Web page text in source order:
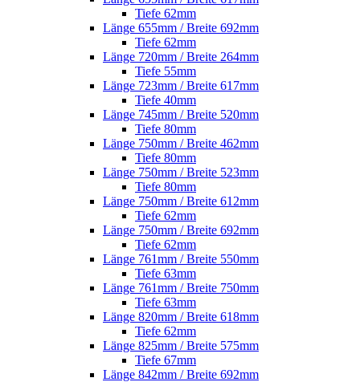
Tiefe 62mm
Länge 655mm / Breite 692mm
Tiefe 62mm
Länge 720mm / Breite 264mm
Tiefe 55mm
Länge 723mm / Breite 617mm
Tiefe 40mm
Länge 745mm / Breite 520mm
Tiefe 80mm
Länge 750mm / Breite 462mm
Tiefe 80mm
Länge 750mm / Breite 523mm
Tiefe 80mm
Länge 750mm / Breite 612mm
Tiefe 62mm
Länge 750mm / Breite 692mm
Tiefe 62mm
Länge 761mm / Breite 550mm
Tiefe 63mm
Länge 761mm / Breite 750mm
Tiefe 63mm
Länge 820mm / Breite 618mm
Tiefe 62mm
Länge 825mm / Breite 575mm
Tiefe 67mm
Länge 842mm / Breite 692mm